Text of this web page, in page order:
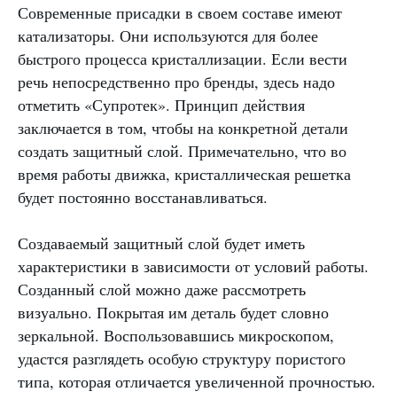
Современные присадки в своем составе имеют
катализаторы. Они используются для более
быстрого процесса кристаллизации. Если вести
речь непосредственно про бренды, здесь надо
отметить «Супротек». Принцип действия
заключается в том, чтобы на конкретной детали
создать защитный слой. Примечательно, что во
время работы движка, кристаллическая решетка
будет постоянно восстанавливаться.
Создаваемый защитный слой будет иметь
характеристики в зависимости от условий работы.
Созданный слой можно даже рассмотреть
визуально. Покрытая им деталь будет словно
зеркальной. Воспользовавшись микроскопом,
удастся разглядеть особую структуру пористого
типа, которая отличается увеличенной прочностью.